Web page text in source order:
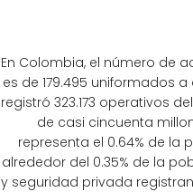
En Colombia, el número de
es de 179.495 uniformados
registró 323.173 operativos
de casi cincuenta
representa el 0.64% de
alrededor del 0.35% de la
y seguridad privada